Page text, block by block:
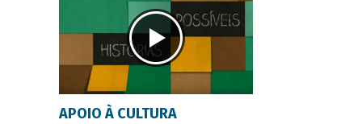
APOIO À CULTURA